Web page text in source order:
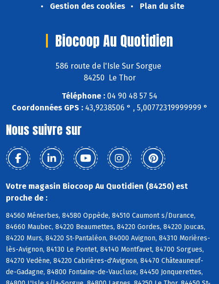
Gestion des cookies
Plan du site
Biocoop Au Quotidien
586 route de l'Isle Sur Sorgue
84250 Le Thor
Téléphone : 04 90 48 57 54
Coordonnées GPS :43,9238506 ° , 5,00772319999999 °
Nous suivre sur
Votre magasin Biocoop Au Quotidien (84250) est
proche de :
84560 Ménerbes, 84580 Oppède, 84510 Caumont s/Durance,
84660 Maubec, 84220 Beaumettes, 84220 Gordes, 84220 Joucas,
84220 Murs, 84220 St-Pantaléon, 84000 Avignon, 84310 Morières-
lès-Avignon, 84130 Le Pontet, 84140 Montfavet, 84700 Sorgues,
84270 Vedène, 84220 Cabrières-d'Avignon, 84470 Châteauneuf-
de-Gadagne, 84800 Fontaine-de-Vaucluse, 84450 Jonquerettes,